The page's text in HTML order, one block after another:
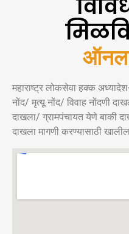
महाराष्ट्र लोकसेवा हक्क
नोंद/ मृत्यू नोंद/ विवाह नोंदणी
दाखला/ ग्रामपंचायत येणे बाकी
दाखला मागणी करण्यासाठी